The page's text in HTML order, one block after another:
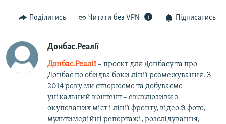
Поділитись Читати без VPN Підписатись
Донбас.Реалії
Донбас.Реалії– проєкт для Донбасу та про
Донбас по обидва боки лінії розмежування. З
2014 року ми створюємо та добуваємо
унікальний контент – ексклюзиви з
окупованих міст і лінії фронту, відео й фото,
мультимедійні репортажі, розслідування,